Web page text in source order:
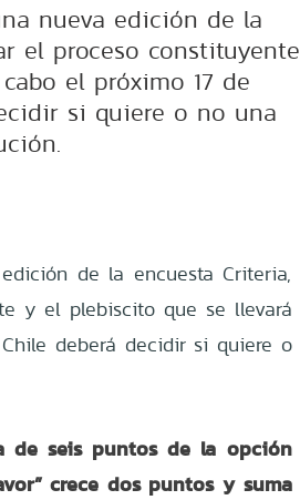
nueva edición de la
el proceso constituyente
el próximo 17 de
si quiere o no una
de la encuesta Criteria,
y el plebiscito que se llevará
deberá decidir si quiere o
de seis puntos de la opción
crece dos puntos y suma